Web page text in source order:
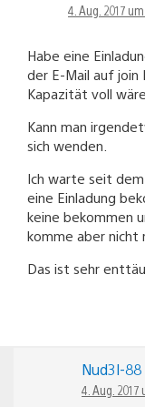
4. Aug. 2017
Habe eine
der E-Mail auf
Kapazität voll wäre.
Kann man
sich wenden.
Ich warte seit
eine Einladung
keine bekommen
komme aber nicht
Das ist sehr
Nud3l-88
4. Aug. 2017